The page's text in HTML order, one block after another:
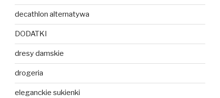
decathlon alternatywa
DODATKI
dresy damskie
drogeria
eleganckie sukienki